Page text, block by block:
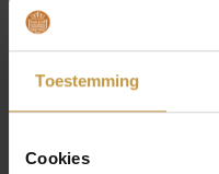
Toestemming
Cookies
AZE JEWELS FIGARO
EIGHT – DORE
ARMBAND 21CM AZ-
BM011-C-…